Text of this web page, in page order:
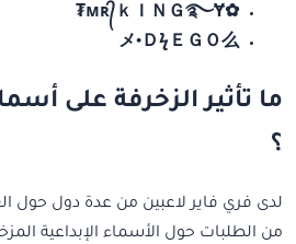
✿ᴍʀ᭄ｋＩＮＧ࿐Ɏ₮
メ•ＤϟＥＧＯ么
ما تأثير الزخرفة على
؟
لدى فري فاير لاعبين من عدة دول حول
من الطلبات حول الأسماء الإبداعية